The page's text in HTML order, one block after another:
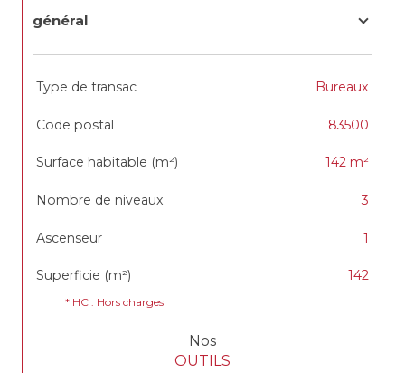
général
TRAD_SIROCCO_Caracteristique
Type de transac Bureaux
Code postal 83500
Surface habitable (m²) 142 m²
Nombre de niveaux 3
Ascenseur 1
Superficie (m²) 142
* HC : Hors charges
Nos
OUTILS